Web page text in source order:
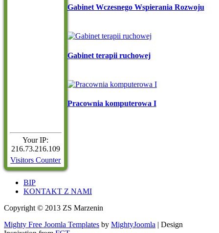
Gabinet Wczesnego Wspierania Rozwoju
Gabinet terapii ruchowej
Pracownia komputerowa I
Your IP:
216.73.216.109
Visitors Counter
BIP
KONTAKT Z NAMI
Copyright © 2013 ZS Marzenin
Mighty Free Joomla Templates by MightyJoomla | Design